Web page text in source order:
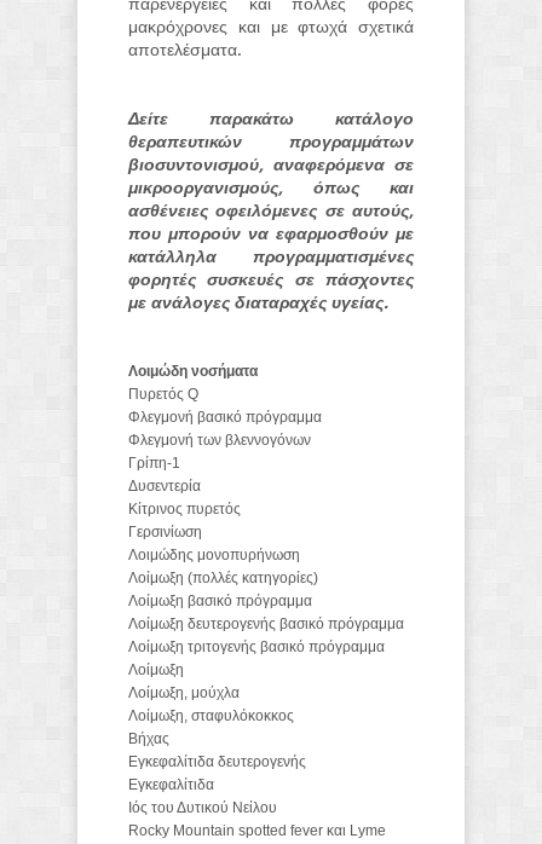
μακρόχρονες και με φτωχά σχετικά
αποτελέσματα.
Δείτε παρακάτω κατάλογο
θεραπευτικών προγραμμάτων
βιοσυντονισμού, αναφερόμενα σε
μικροοργανισμούς, όπως και
ασθένειες οφειλόμενες σε αυτούς,
που μπορούν να εφαρμοσθούν με
κατάλληλα προγραμματισμένες
φορητές συσκευές σε πάσχοντες
με ανάλογες διαταραχές υγείας.
Λοιμώδη νοσήματα
Πυρετός Q
Φλεγμονή βασικό πρόγραμμα
Φλεγμονή των βλεννογόνων
Γρίπη-1
Δυσεντερία
Κίτρινος πυρετός
Γερσινίωση
Λοιμώδης μονοπυρήνωση
Λοίμωξη (πολλές κατηγορίες)
Λοίμωξη βασικό πρόγραμμα
Λοίμωξη δευτερογενής βασικό πρόγραμμα
Λοίμωξη τριτoγενής βασικό πρόγραμμα
Λοίμωξη
Λοίμωξη, μούχλα
Λοίμωξη, σταφυλόκοκκος
Βήχας
Εγκεφαλίτιδα δευτερογενής
Εγκεφαλίτιδα
Ιός του Δυτικού Νείλου
Rocky Mountain spotted fever και Lyme